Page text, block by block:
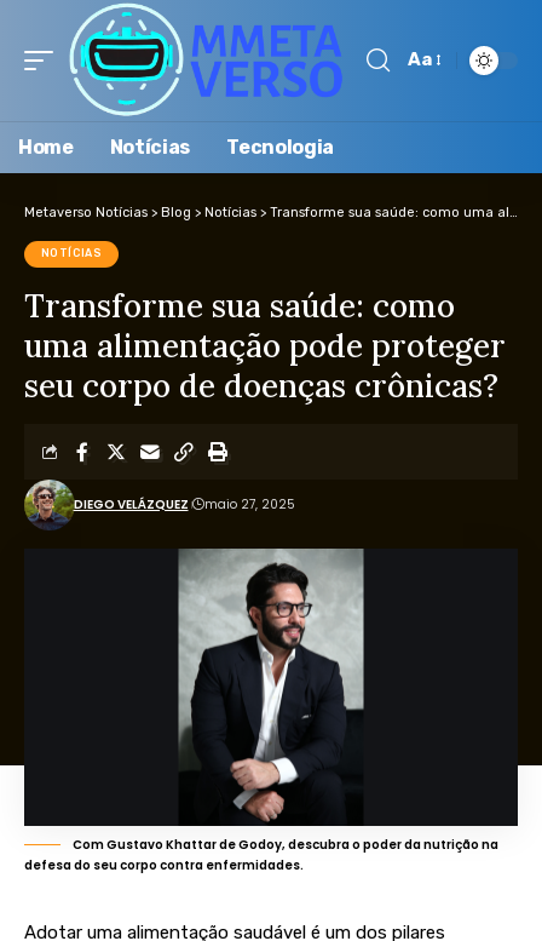
Aa
Home Notícias Tecnologia
Metaverso Notícias > Blog > Notícias > Transforme sua saúde: como uma alimentação pode proteger seu corpo de doenças crônicas?
NOTÍCIAS
Transforme sua saúde: como
uma alimentação pode proteger
seu corpo de doenças crônicas?
DIEGO VELÁZQUEZ maio 27, 2025
Com Gustavo Khattar de Godoy, descubra o poder da nutrição na
defesa do seu corpo contra enfermidades.
Adotar uma alimentação saudável é um dos pilares